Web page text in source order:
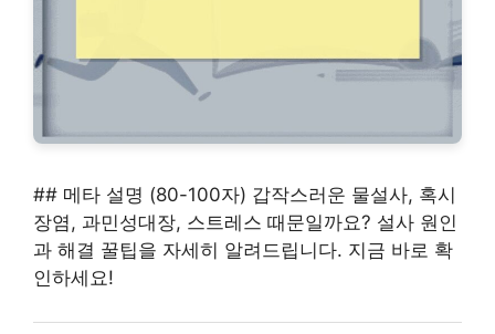
## 메타 설명 (80-100자) 갑작스러운 물설사, 혹시
장염, 과민성대장, 스트레스 때문일까요? 설사 원인
과 해결 꿀팁을 자세히 알려드립니다. 지금 바로 확
인하세요!